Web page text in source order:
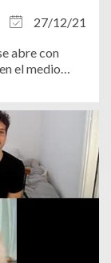
27/12/21
abre con